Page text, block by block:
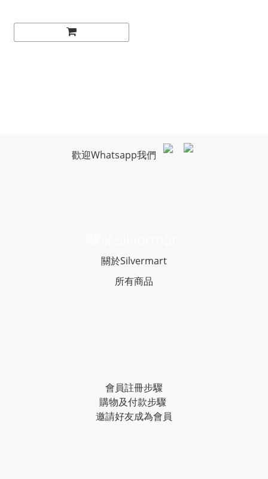
歡迎Whatsapp我們
關於Silvermart
所有商品
會員註冊步驟
購物及付款步驟
邀請好友成為會員